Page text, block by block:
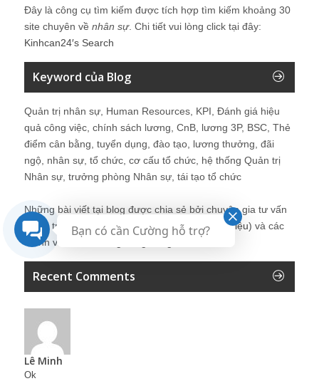
Đây là công cụ tìm kiếm được tích hợp tìm kiếm khoảng 30
site chuyên về nhân sự. Chi tiết vui lòng click tại đây:
Kinhcan24′s Search
Keyword của Blog
Quản trị nhân sự, Human Resources, KPI, Đánh giá hiệu
quả công việc, chính sách lương, CnB, lương 3P, BSC, Thẻ
điểm cân bằng, tuyển dụng, đào tạo, lương thưởng, đãi
ngộ, nhân sự, tổ chức, cơ cấu tổ chức, hệ thống Quản trị
Nhân sự, trưởng phòng Nhân sự, tái tạo tổ chức
Những bài viết tại blog được chia sẻ bởi chuyên gia tư vấn
Quản trị Nhân sự Nguyễn Hùng Cường (giới thiệu) và các
thành viên khác trong cộng đồng Nhân sự.
Recent Comments
Lê Minh
Ok
Bạn có cần Cường hỗ trợ?